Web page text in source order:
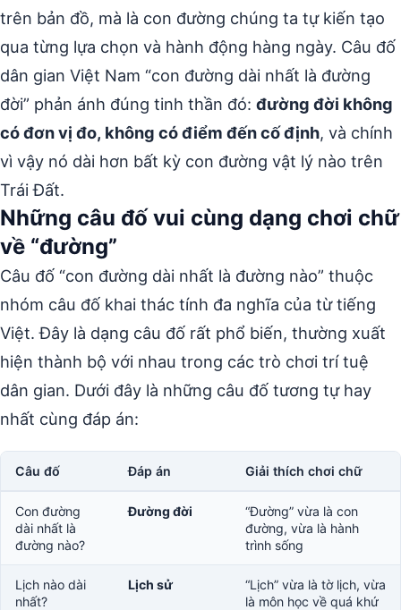
trên bản đồ, mà là con đường chúng ta tự kiến tạo
qua từng lựa chọn và hành động hàng ngày. Câu đố
dân gian Việt Nam “con đường dài nhất là đường
đời” phản ánh đúng tinh thần đó: đường đời không
có đơn vị đo, không có điểm đến cố định, và chính
vì vậy nó dài hơn bất kỳ con đường vật lý nào trên
Trái Đất.
Những câu đố vui cùng dạng chơi chữ
về “đường”
Câu đố “con đường dài nhất là đường nào” thuộc
nhóm câu đố khai thác tính đa nghĩa của từ tiếng
Việt. Đây là dạng câu đố rất phổ biến, thường xuất
hiện thành bộ với nhau trong các trò chơi trí tuệ
dân gian. Dưới đây là những câu đố tương tự hay
nhất cùng đáp án:
Câu đố Đáp án Giải thích chơi chữ
Con đường
dài nhất là
đường nào?
Đường đời
“Đường” vừa là con
đường, vừa là hành
trình sống
Lịch nào dài
nhất?
Lịch sử
“Lịch” vừa là tờ lịch, vừa
là môn học về quá khứ